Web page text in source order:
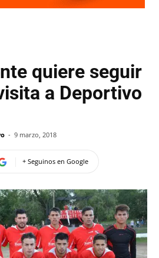
quiere seguir
a Deportivo
- 9 marzo, 2018
+ Seguinos en Google